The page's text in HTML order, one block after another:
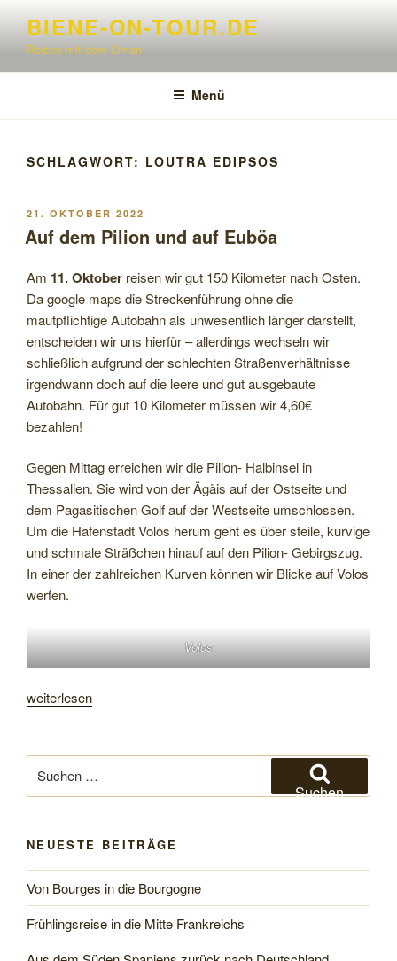
springen
BIENE-ON-TOUR.DE
Reisen mit dem Oman
Menü
SCHLAGWORT: LOUTRA EDIPSOS
VERÖFFENTLICHT
AM
21. OKTOBER 2022
Auf dem Pilion und auf Euböa
Am 11. Oktober reisen wir gut 150 Kilometer nach Osten.
Da google maps die Streckenführung ohne die
mautpflichtige Autobahn als unwesentlich länger darstellt,
entscheiden wir uns hierfür – allerdings wechseln wir
schließlich aufgrund der schlechten Straßenverhältnisse
irgendwann doch auf die leere und gut ausgebaute
Autobahn. Für gut 10 Kilometer müssen wir 4,60€
bezahlen!
Gegen Mittag erreichen wir die Pilion- Halbinsel in
Thessalien. Sie wird von der Ägäis auf der Ostseite und
dem Pagasitischen Golf auf der Westseite umschlossen.
Um die Hafenstadt Volos herum geht es über steile, kurvige
und schmale Sträßchen hinauf auf den Pilion- Gebirgszug.
In einer der zahlreichen Kurven können wir Blicke auf Volos
werfen.
Volos
„Auf
und
auf
Euböa“
weiterlesen
nach:
Suchen
NEUESTE BEITRÄGE
Von Bourges in die Bourgogne
Frühlingsreise in die Mitte Frankreichs